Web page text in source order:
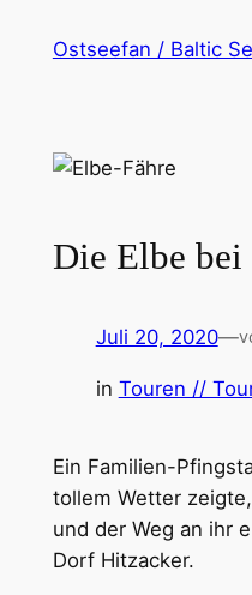
InhaltOstseefan / Baltic
Die Elbe
Juli 20, 2020—
in Touren //
Ein Familien-
tollem Wetter
und der Weg an ihr
Dorf Hitzacker.